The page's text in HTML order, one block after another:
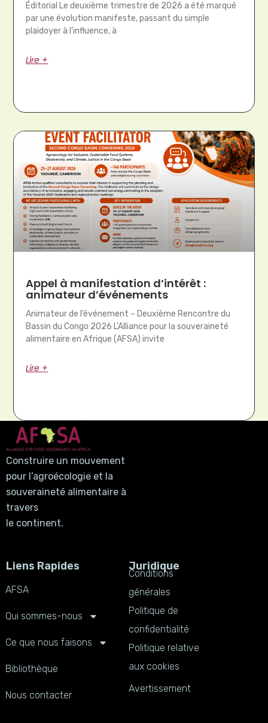
Éditorial Le deuxième trimestre de 2026 a été marqué
par une évolution manifeste, passant du simple
plaidoyer à l’influence, à
Lire +
Appel à manifestation d’intérêt :
animateur d’événements
Animateur de l’événement – Deuxième Rencontre du
Bassin du Congo 2026 L’Alliance pour la souveraineté
alimentaire en Afrique (AFSA) invite
Lire +
Construire un mouvement
pour l’agroécologie et la
souveraineté alimentaire à
travers
le continent.
Liens Rapides
AFSA
Qui sommes-nous
Ce que nous faisons
Bibliothèque
Nous contacter
Juridique
Conditions
générales
Politique de
confidentialité
Politique relative
aux cookies
Avertissement